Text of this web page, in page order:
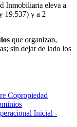
Inmobiliaria eleva a
19.537) y a 2
que organizan,
sin dejar de lado los
Copropiedad
Inicial -